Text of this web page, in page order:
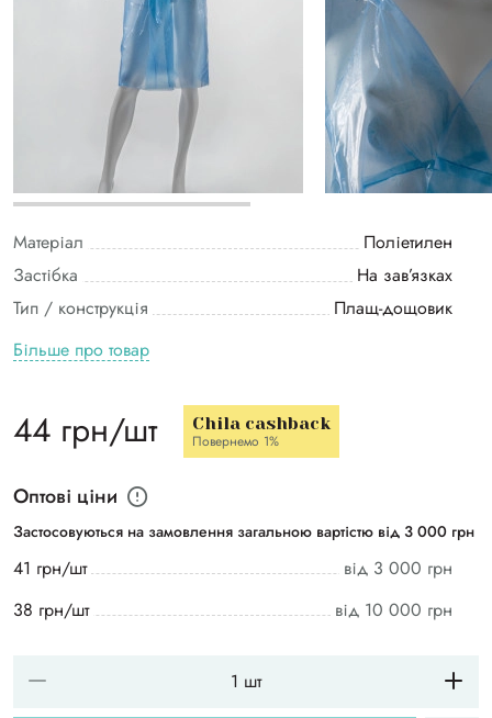
Матеріал
Поліетилен
Застібка
На зав’язках
Тип / конструкція
Плащ-дощовик
Більше про товар
44 грн/шт Chila cashback
Повернемо 1%
Оптові ціни
Застосовуються на замовлення загальною вартістю від 3 000 грн
41 грн/шт
від 3 000 грн
38 грн/шт
від 10 000 грн